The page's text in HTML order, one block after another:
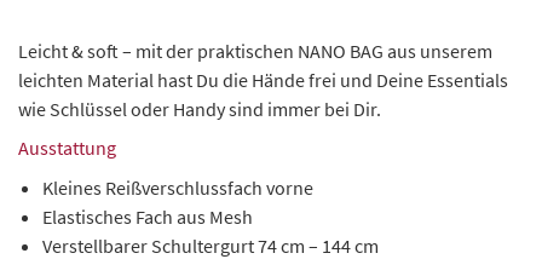
Leicht & soft – mit der praktischen NANO BAG aus unserem
leichten Material hast Du die Hände frei und Deine Essentials
wie Schlüssel oder Handy sind immer bei Dir.
Ausstattung
Kleines Reißverschlussfach vorne
Elastisches Fach aus Mesh
Verstellbarer Schultergurt 74 cm – 144 cm